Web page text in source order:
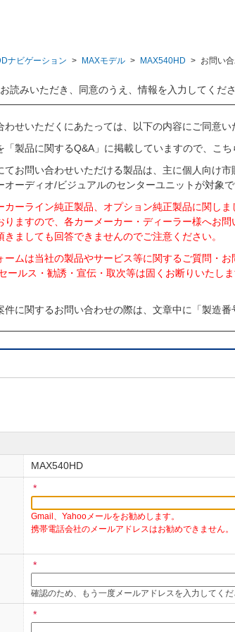
ナビゲーション > MAXモデル > MAX540HD > お問い
読みいただき、同意のうえ、情報を入力してくださ
せいただくにあたっては、以下の内容にご同意い
「製品に関するQ&A」に掲載していますので、こち
てお問い合わせいただける製品は、主に個人向け
ーディオ/ビジュアルのセンターユニットが対象で
カーライン純正製品、オプション純正製品に関し
りますので、各カーメーカー・ディーラー様へお
ましても回答できませんのでご注意ください。
ムは当社の製品やサービス等に関するご質問・
ールス・勧誘・宣伝・取次等は固くお断りいたし
件に関するお問い合わせの際は、文章中に「製造
号）」は、製品に同梱してある保証書か、製品本
ーションの機種によっては指定の操作により画面
合わせ（主に2002年以前の製品本体や取付キット
オン・エレクトロニクス株式会社
・日・祝日・弊社指定休日を除く/ 9：30～12：00
ます。
際は、必ず返信用のFAX番号をご記入ください。
ティクス商品につきましても上記へお問い合わせ下
ーライン純正製品、オプション純正製品に関しま
MAX540HD
*
Gmail、Yahooメールをお勧めします。
携帯電話会社のメールアドレスはお勧めできません。
*
確認のため、もう一度メールアドレスを入力してく
*